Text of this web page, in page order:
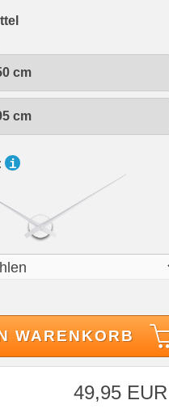
cm
cm
i
WARENKORB
49,95 EUR